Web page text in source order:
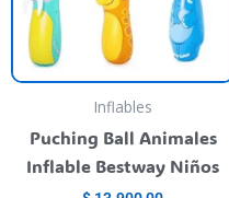
Inflables
Puching Ball Animales
Inflable Bestway Niños